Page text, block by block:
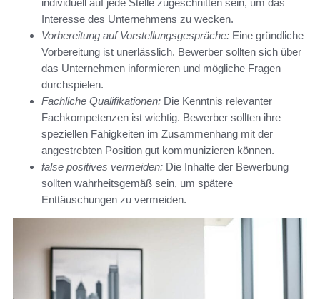
individuell auf jede Stelle zugeschnitten sein, um das
Interesse des Unternehmens zu wecken.
Vorbereitung auf Vorstellungsgespräche: Eine gründliche
Vorbereitung ist unerlässlich. Bewerber sollten sich über
das Unternehmen informieren und mögliche Fragen
durchspielen.
Fachliche Qualifikationen: Die Kenntnis relevanter
Fachkompetenzen ist wichtig. Bewerber sollten ihre
speziellen Fähigkeiten im Zusammenhang mit der
angestrebten Position gut kommunizieren können.
false positives vermeiden: Die Inhalte der Bewerbung
sollten wahrheitsgemäß sein, um spätere
Enttäuschungen zu vermeiden.